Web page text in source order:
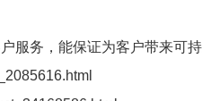
务，能保证为客户带来可持